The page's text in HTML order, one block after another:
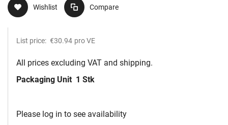
Wishlist Compare
List price: €30.94 pro VE
All prices excluding VAT and shipping.
Packaging Unit 1 Stk
Please log in to see availability